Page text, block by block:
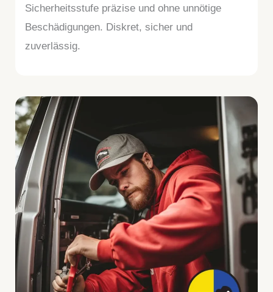
Sicherheitsstufe präzise und ohne unnötige
Beschädigungen. Diskret, sicher und
zuverlässig.